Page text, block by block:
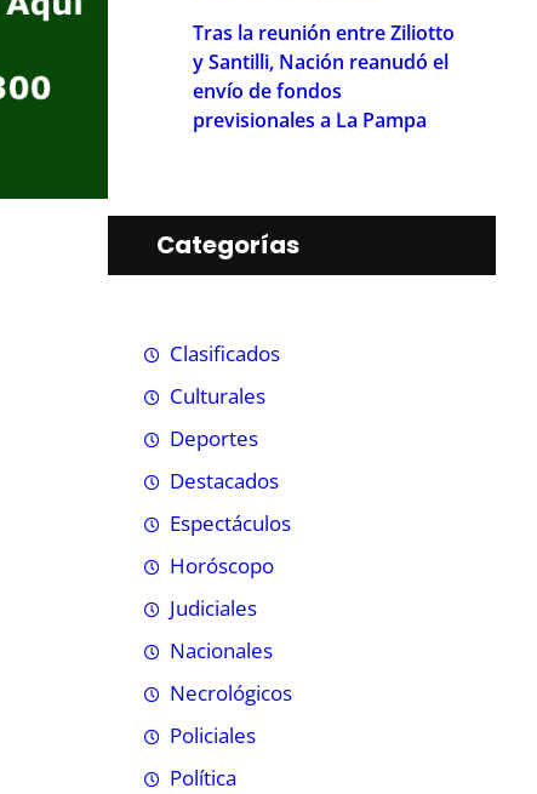
Tras la reunión entre Ziliotto
y Santilli, Nación reanudó el
envío de fondos
previsionales a La Pampa
Categorías
Clasificados
Culturales
Deportes
Destacados
Espectáculos
Horóscopo
Judiciales
Nacionales
Necrológicos
Policiales
Política